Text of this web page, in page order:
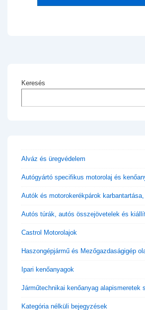
Keresés
Alváz és üregvédelem
Autógyártó specifikus motorolaj és
Autók és motorokerékpárok
Autós túrák, autós összejövetelek és
Castrol Motorolajok
Haszongépjármű és Mezőgazdaságigép
Ipari kenőanyagok
Járműtechnikai kenőanyag alapismeretek
Kategória nélküli bejegyzések